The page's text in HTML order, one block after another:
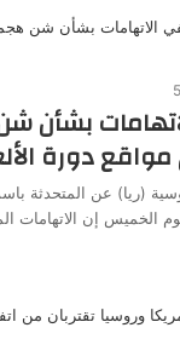
بشأن
دورة
(ريا) عن المتحدثة
الخميس إن الاتهامات